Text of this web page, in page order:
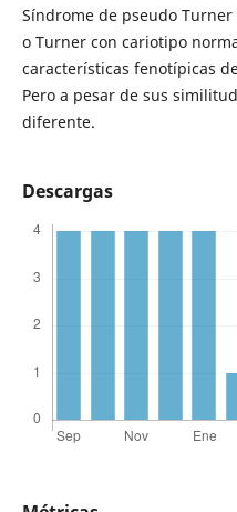
Síndrome de pseudo
o Turner con cariotipo
características fenotípicas
Pero a pesar de sus
diferente.
Descargas